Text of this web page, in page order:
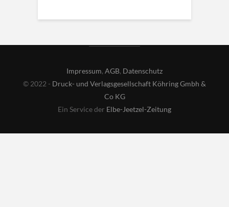
Impressum,AGB, Datenschutz
© 2022 - Druck- und Verlagsgesellschaft Köhring Gmbh &
Co KG
Ein Service der Elbe-Jeetzel-Zeitung